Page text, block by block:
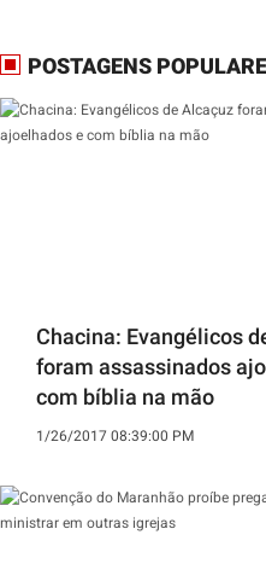
POSTAGENS
Chacina: Evangélicos
foram assassinados
com bíblia na mão
1/26/2017 08:39:00 PM